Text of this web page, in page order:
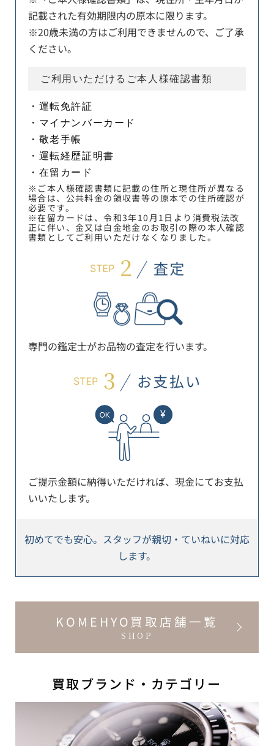
記載された有効期限内の原本に限ります。
※20歳未満の方はご利用できませんので、ご了承
ください。
ご利用いただけるご本人様確認書類
・運転免許証
・マイナンバーカード
・敬老手帳
・運転経歴証明書
・在留カード
※ご本人様確認書類に記載の住所と現住所が異なる
場合は、公共料金の領収書等の原本での住所確認が
必要です。
※在留カードは、令和3年10月1日より消費税法改
正に伴い、金又は白金地金のお取引の際の本人確認
書類としてご利用いただけなくなりました。
専門の鑑定士がお品物の査定を行います。
ご提示金額に納得いただければ、現金にてお支払
いいたします。
初めてでも安心。スタッフが親切・ていねいに対応
します。
KOMEHYO買取店舗一覧
SHOP
買取ブランド・カテゴリー